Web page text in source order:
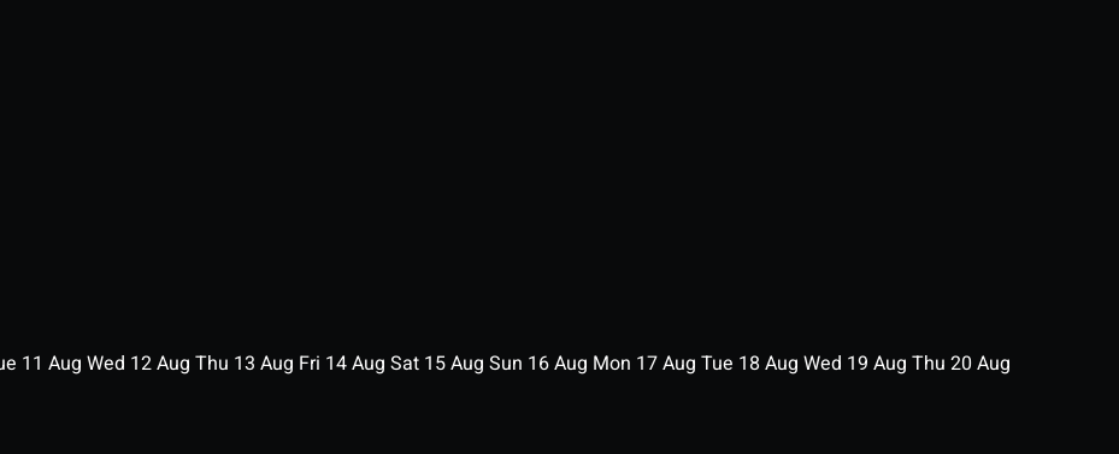
11 Aug Wed 12Aug Thu 13 Aug Fri 14Aug Sat 15Aug Sun 16Aug Mon 17Aug Tue 18 Aug Wed 19 Aug Thu 20 Aug